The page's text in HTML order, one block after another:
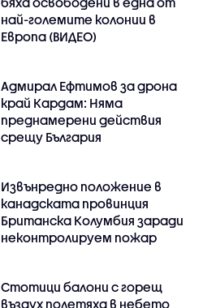
най-големите колонии в
Европа (ВИДЕО)
Адмирал Ефтимов за дрона
край Кардам: Няма
преднамерени действия
срещу България
Извънредно положение в
канадската провинция
Британска Колумбия заради
неконтролируем пожар
Стотици балони с горещ
въздух полетяха в небето